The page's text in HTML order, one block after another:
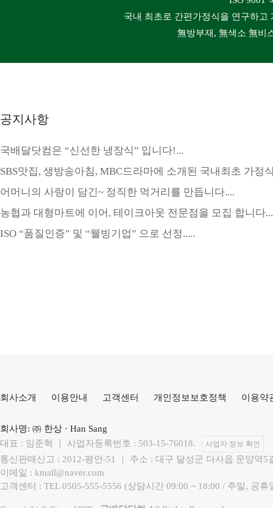
국내 최초로 간편가정식을 연구하
無방부재, 無색소 無비
공지사항
국배달닷컴은 “신선한 냉장식” 입니다!...
SBS맛집, 생방송아침, MBC드라마에 소개된 국내최초 가정
어머니의 사랑이 담긴~ 정직한 먹거리를 만듭니다....
농협과 대형마트에 이어, 테이크아웃 전문점을 모집 합니다
ISO “품질인증” 및 “웰빙기업” 으로 선정.....
회사소개 이용안내 고객센터 개인정보보호정책 이용약
회사명: ㈜ 한상 · Han Sang
대표 : 임준혁 ｜ 사업자등록번호 : 503-15-76018.
사업자 정보 확인
통신판매신고 : 2012-평안-51 ｜ 주소 : 대구 달성군 다사읍 문양역5
이메일 : kmall@naver.com
고객센터 : TEL 0505-555-5556 (상담시간 09:00 ~ 18:00 / 주말, 공